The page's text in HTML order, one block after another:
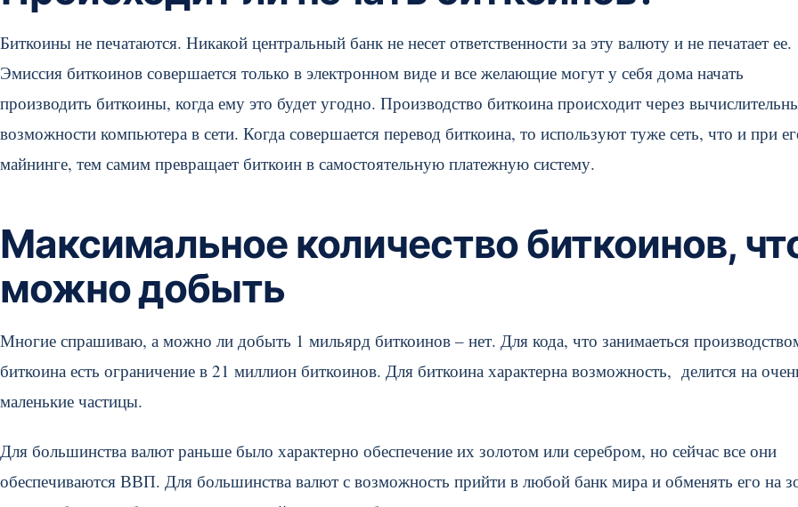
Биткоины не печатаются. Никакой центральный банк не несет ответственности за эту валюту и не печатает ее.
Эмиссия биткоинов совершается только в электронном виде и все желающие могут у себя дома начать
производить биткоины, когда ему это будет угодно. Производство биткоина происходит через
возможности компьютера в сети. Когда совершается перевод биткоина, то используют туже сеть, что и при
майнинге, тем самим превращает биткоин в самостоятельную платежную систему.
Максимальное количество биткоинов,
можно добыть
Многие спрашиваю, а можно ли добыть 1 мильярд биткоинов – нет. Для кода, что занимаеться
биткоина есть ограничение в 21 миллион биткоинов. Для биткоина характерна возможность, делится на
маленькие частицы.
Для большинства валют раньше было характерно обеспечение их золотом или серебром, но сейчас все они
обеспечиваются ВВП. Для большинства валют с возможность прийти в любой банк мира и обменять его на